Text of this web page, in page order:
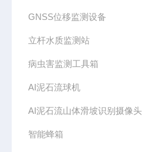
GNSS位移监测设备
立杆水质监测站
病虫害监测工具箱
AI泥石流球机
AI泥石流山体滑坡识别摄像头
智能蜂箱